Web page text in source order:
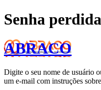
Senha perdida
ABRACO
Digite o seu nome de usuário
um e-mail com instruções